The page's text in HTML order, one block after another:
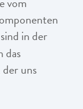
in der
das
uns